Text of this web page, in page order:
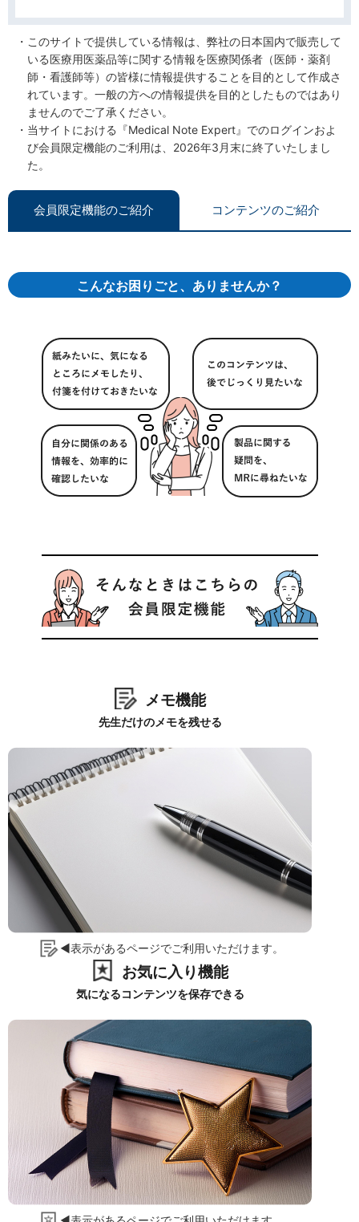
このサイトで提供している情報は、弊社の日本国内で販売して
いる医療用医薬品等に関する情報を医療関係者（医師・薬剤
師・看護師等）の皆様に情報提供することを目的として作成さ
れています。一般の方への情報提供を目的としたものではあり
ませんのでご了承ください。
当サイトにおける『Medical Note Expert』でのログインおよ
び会員限定機能のご利用は、2026年3月末に終了いたしまし
た。
会員限定機能のご紹介 コンテンツのご紹介
こんなお困りごと、ありませんか？
メモ機能
先生だけのメモを残せる
◀表示があるページでご利用いただけます。
お気に入り機能
気になるコンテンツを保存できる